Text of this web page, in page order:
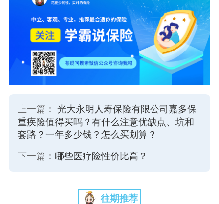
上一篇： 光大永明人寿保险有限公司嘉多保
重疾险值得买吗？有什么注意优缺点、坑和
套路？一年多少钱？怎么买划算？
下一篇： 哪些医疗险性价比高？
往期推荐